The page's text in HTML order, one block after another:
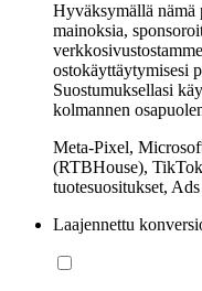
Hyväksymällä nämä
mainoksia,
ostokäyttäytymisesi
Suostumuksellasi
kolmannen
Meta-Pixel,
(RTBHouse),
tuotesuositukset,
Laajennettu